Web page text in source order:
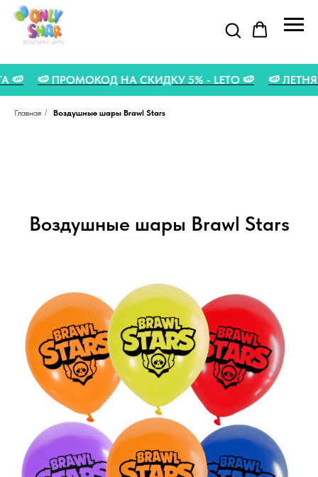
🍉 🍉 ПРОМОКОД НА СКИДКУ 5% - LETO 🍉 🍉
Главная / Воздушные шары Brawl Stars
Воздушные шары Brawl Stars